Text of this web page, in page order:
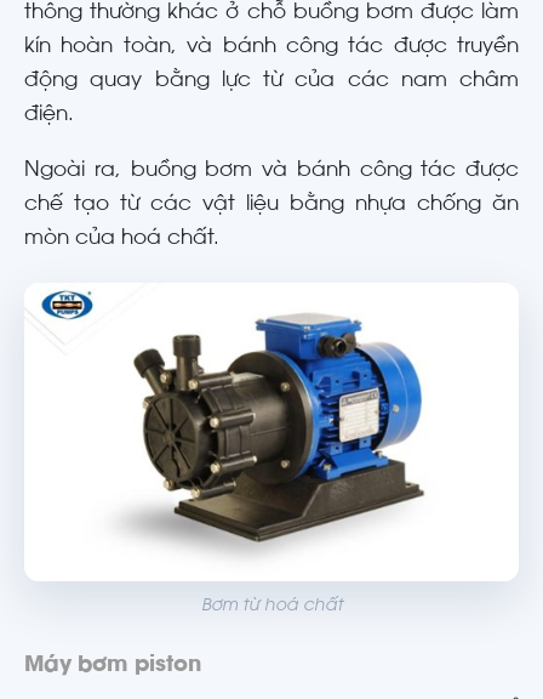
thông thường khác ở chỗ buồng bơm được làm
kín hoàn toàn, và bánh công tác được truyền
động quay bằng lực từ của các nam châm
điện.
Ngoài ra, buồng bơm và bánh công tác được
chế tạo từ các vật liệu bằng nhựa chống ăn
mòn của hoá chất.
Bơm từ hoá chất
Máy bơm piston